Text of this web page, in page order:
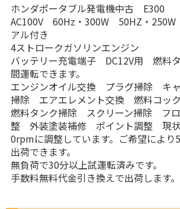
ホンダポータブル発電機中古 E300
AC100V 60Hz・300W 50HZ・
アル付き
4ストロークガソリンエンジン
バッテリー充電端子 DC12V用 燃料
間運転できます。
エンジンオイル交換 プラグ掃除 キ
掃除 エアエレメント交換 燃料コッ
燃料タンク掃除 スクリーン掃除 フ
整 外装塗装補修 ポイント調整 現状
0rpmに調整しています。ご希望により
出荷できます。
無負荷で30分以上試運転済みです。
手数料無料代金引き換えで出荷します。